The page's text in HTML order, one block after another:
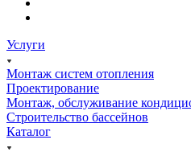
Услуги
Монтаж систем отопления
Проектирование
Монтаж, обслуживание
Строительство бассейнов
Каталог